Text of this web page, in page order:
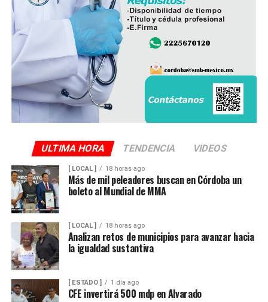
ULTIMA HORA TENDENCIA VIDEOS
[ LOCAL ] 18 horas ago
Más de mil peleadores buscan en Córdoba un
boleto al Mundial de MMA
[ LOCAL ] 18 horas ago
Analizan retos de municipios para avanzar hacia
la igualdad sustantiva
[ ESTADO ] 1 día ago
CFE invertirá 500 mdp en Alvarado